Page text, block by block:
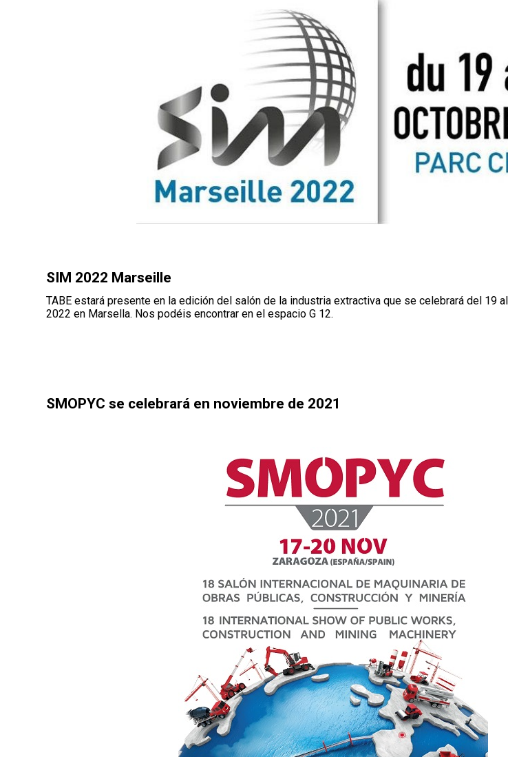
SIM 2022 Marseille
TABE estará presente en la edición del salón de la industria extractiva que se celebrará del 19
2022 en Marsella. Nos podéis encontrar en el espacio G 12.
SMOPYC se celebrará en noviembre de 2021